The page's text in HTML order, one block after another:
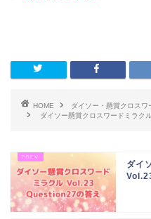
HOME
ダイソー・懸賞クロスワ
ダイソー懸賞クロスワードミラク
ダイ